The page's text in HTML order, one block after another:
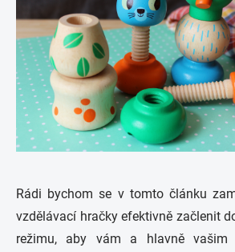
Rádi bychom se v tomto článku
vzdělávací hračky efektivně začlenit
režimu, aby vám a hlavně vašim